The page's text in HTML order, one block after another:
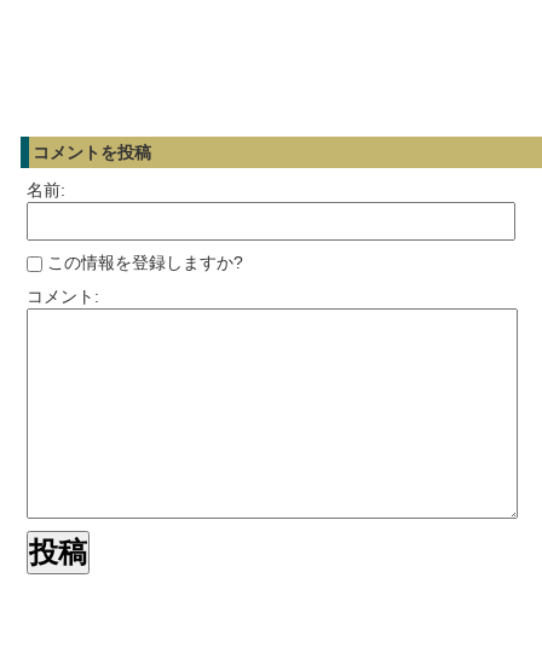
コメントを投稿
名前:
この情報を登録しますか?
コメント: